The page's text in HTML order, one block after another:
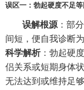
误区一：勃起硬度不足
误解根源：部
间短，便自我诊断为
科学解析：勃起硬
侣关系或短期身体
无法达到或维持足